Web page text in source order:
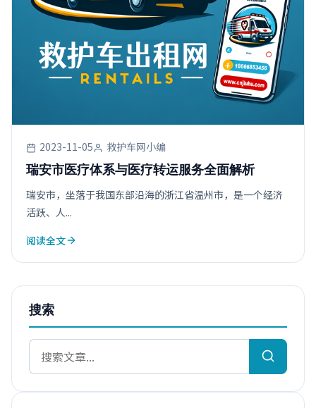
2023-11-05 救护车网小编
瑞安市医疗体系与医疗转运服务全面解析
瑞安市，坐落于我国东部沿海的浙江省温州市，是一个经济
活跃、人...
阅读全文
搜索